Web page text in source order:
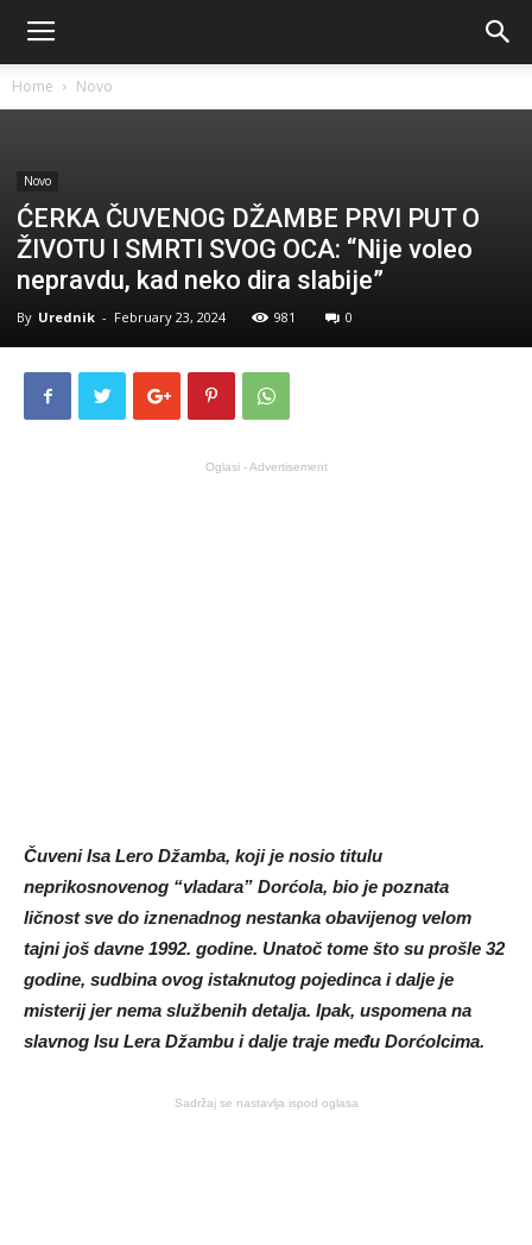
Home Novo
Novo
ĆERKA ČUVENOG DŽAMBE PRVI PUT O
ŽIVOTU I SMRTI SVOG OCA: “Nije voleo
nepravdu, kad neko dira slabije”
By Urednik - February 23, 2024 981 0
Oglasi - Advertisement
Čuveni Isa Lero Džamba, koji je nosio titulu
neprikosnovenog “vladara” Dorćola, bio je poznata
ličnost sve do iznenadnog nestanka obavijenog velom
tajni još davne 1992. godine. Unatoč tome što su prošle 32
godine, sudbina ovog istaknutog pojedinca i dalje je
misterij jer nema službenih detalja. Ipak, uspomena na
slavnog Isu Lera Džambu i dalje traje među Dorćolcima.
Sadržaj se nastavlja ispod oglasa